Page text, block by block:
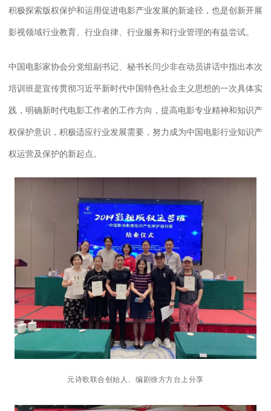
积极探索版权保护和运用促进电影产业发展的新途径，也是创新开展
影视领域行业教育、行业自律、行业服务和行业管理的有益尝试。
中国电影家协会分党组副书记、秘书长闫少非在动员讲话中指出本次
培训班是宣传贯彻习近平新时代中国特色社会主义思想的一次具体实
践，明确新时代电影工作者的工作方向，提高电影专业精神和知识产
权保护意识，积极适应行业发展需要，努力成为中国电影行业知识产
权运营及保护的新起点。
元诗歌联合创始人、编剧徐方方台上分享